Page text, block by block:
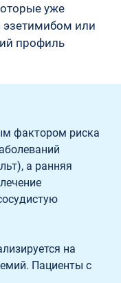
уже
эзетимибом или
профиль
фактором риска
а ранняя
на
Пациенты с